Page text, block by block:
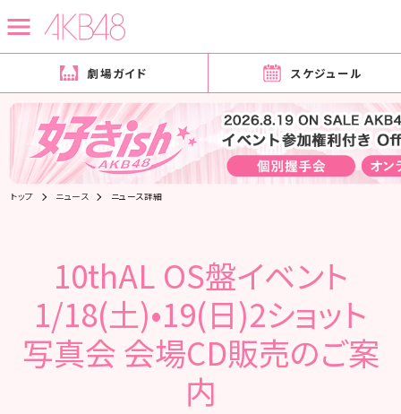
劇場ガイド スケジュール
トップ ニュース ニュース詳細
10thAL OS盤イベント
1/18(土)•19(日)2ショット
写真会 会場CD販売のご案
内